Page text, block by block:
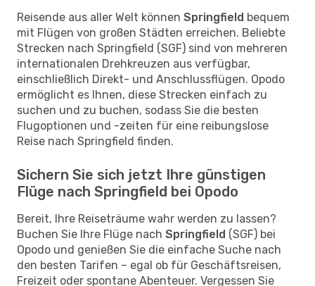
Reisende aus aller Welt können Springfield bequem
mit Flügen von großen Städten erreichen. Beliebte
Strecken nach Springfield (SGF) sind von mehreren
internationalen Drehkreuzen aus verfügbar,
einschließlich Direkt- und Anschlussflügen. Opodo
ermöglicht es Ihnen, diese Strecken einfach zu
suchen und zu buchen, sodass Sie die besten
Flugoptionen und -zeiten für eine reibungslose
Reise nach Springfield finden.
Sichern Sie sich jetzt Ihre günstigen
Flüge nach Springfield bei Opodo
Bereit, Ihre Reiseträume wahr werden zu lassen?
Buchen Sie Ihre Flüge nach Springfield (SGF) bei
Opodo und genießen Sie die einfache Suche nach
den besten Tarifen – egal ob für Geschäftsreisen,
Freizeit oder spontane Abenteuer. Vergessen Sie